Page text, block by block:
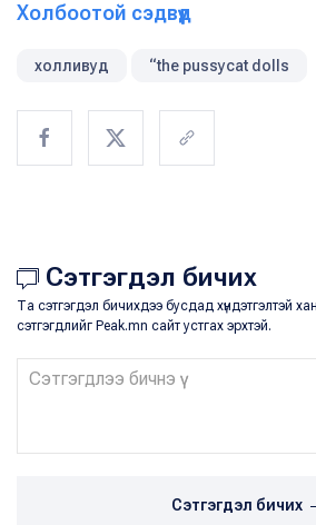
Холбоотой сэдвүүд
холливуд “the pussycat dolls
Сэтгэгдэл бичих
Та сэтгэгдэл бичихдээ бусдад хүндэтгэлтэй
сэтгэгдлийг Peak.mn сайт устгах эрхтэй.
Сэтгэгдэл бичих